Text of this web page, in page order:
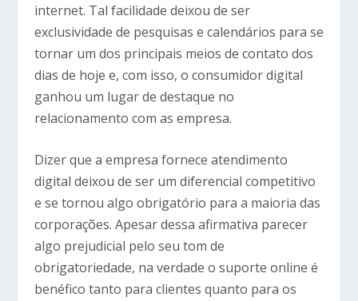
internet. Tal facilidade deixou de ser
exclusividade de pesquisas e calendários para se
tornar um dos principais meios de contato dos
dias de hoje e, com isso, o consumidor digital
ganhou um lugar de destaque no
relacionamento com as empresa.
Dizer que a empresa fornece atendimento
digital deixou de ser um diferencial competitivo
e se tornou algo obrigatório para a maioria das
corporações. Apesar dessa afirmativa parecer
algo prejudicial pelo seu tom de
obrigatoriedade, na verdade o suporte online é
benéfico tanto para clientes quanto para os